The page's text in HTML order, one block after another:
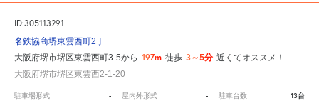
ID:305113291
名鉄協商堺東雲西町2丁
大阪府堺市堺区東雲西町3-5から 197m 徒歩 3～5分 近くてオススメ！
大阪府堺市堺区東雲西2-1-20
駐車場形式 - 屋内外形式 - 駐車台数 13台